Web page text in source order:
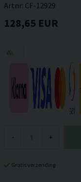
Artnr: CF-12929
128,65 EUR
- +
Gratis verzending